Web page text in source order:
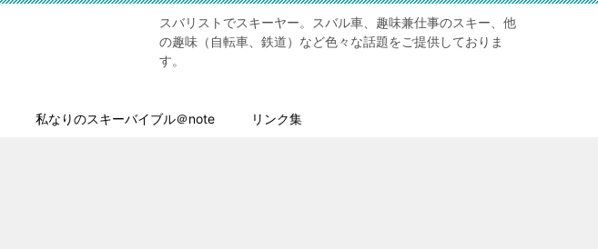
スバリストでスキーヤー。スバル車、趣味兼仕事のスキー、他
の趣味（自転車、鉄道）など色々な話題をご提供しておりま
す。
私なりのスキーバイブル＠note リンク集